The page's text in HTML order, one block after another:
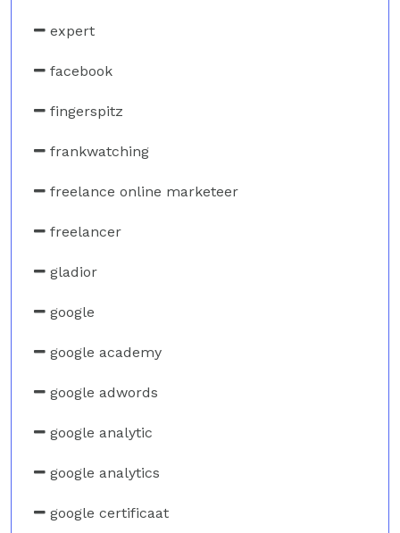
expert
facebook
fingerspitz
frankwatching
freelance online marketeer
freelancer
gladior
google
google academy
google adwords
google analytic
google analytics
google certificaat